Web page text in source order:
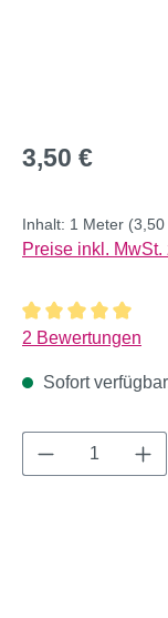
Regulärer Preis:
3,50 €
Inhalt: 1 Meter
Preise inkl.
Durchschnittliche
2 Bewertungen
Sofort
Produkt